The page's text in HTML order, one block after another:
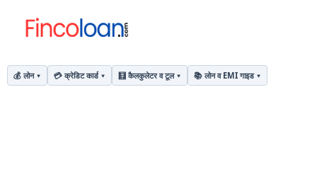
💰 लोन 💳 क्रेडिट कार्ड 🧮 कैलकुलेटर व टूल 📚 लोन व EMI गाइड